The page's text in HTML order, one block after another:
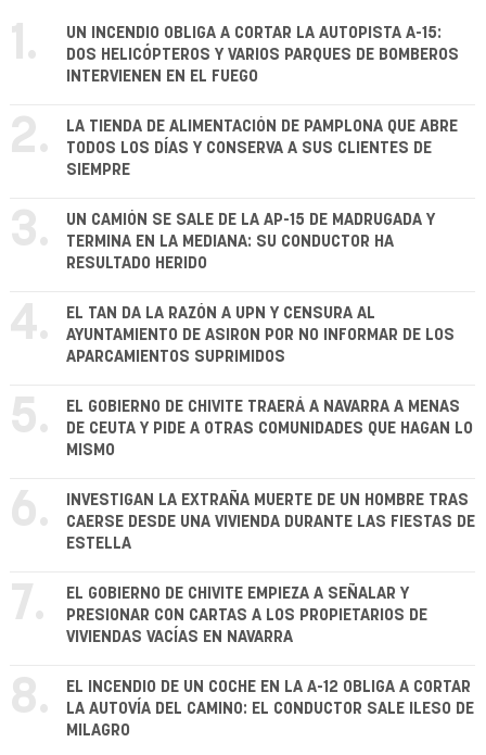
1.
UN INCENDIO OBLIGA A CORTAR LA AUTOPISTA A-15:
DOS HELICÓPTEROS Y VARIOS PARQUES DE BOMBEROS
INTERVIENEN EN EL FUEGO
2.
LA TIENDA DE ALIMENTACIÓN DE PAMPLONA QUE ABRE
TODOS LOS DÍAS Y CONSERVA A SUS CLIENTES DE
SIEMPRE
3.
UN CAMIÓN SE SALE DE LA AP-15 DE MADRUGADA Y
TERMINA EN LA MEDIANA: SU CONDUCTOR HA
RESULTADO HERIDO
4.
EL TAN DA LA RAZÓN A UPN Y CENSURA AL
AYUNTAMIENTO DE ASIRON POR NO INFORMAR DE LOS
APARCAMIENTOS SUPRIMIDOS
5.
EL GOBIERNO DE CHIVITE TRAERÁ A NAVARRA A MENAS
DE CEUTA Y PIDE A OTRAS COMUNIDADES QUE HAGAN LO
MISMO
6.
INVESTIGAN LA EXTRAÑA MUERTE DE UN HOMBRE TRAS
CAERSE DESDE UNA VIVIENDA DURANTE LAS FIESTAS DE
ESTELLA
7.
EL GOBIERNO DE CHIVITE EMPIEZA A SEÑALAR Y
PRESIONAR CON CARTAS A LOS PROPIETARIOS DE
VIVIENDAS VACÍAS EN NAVARRA
8.
EL INCENDIO DE UN COCHE EN LA A-12 OBLIGA A CORTAR
LA AUTOVÍA DEL CAMINO: EL CONDUCTOR SALE ILESO DE
MILAGRO